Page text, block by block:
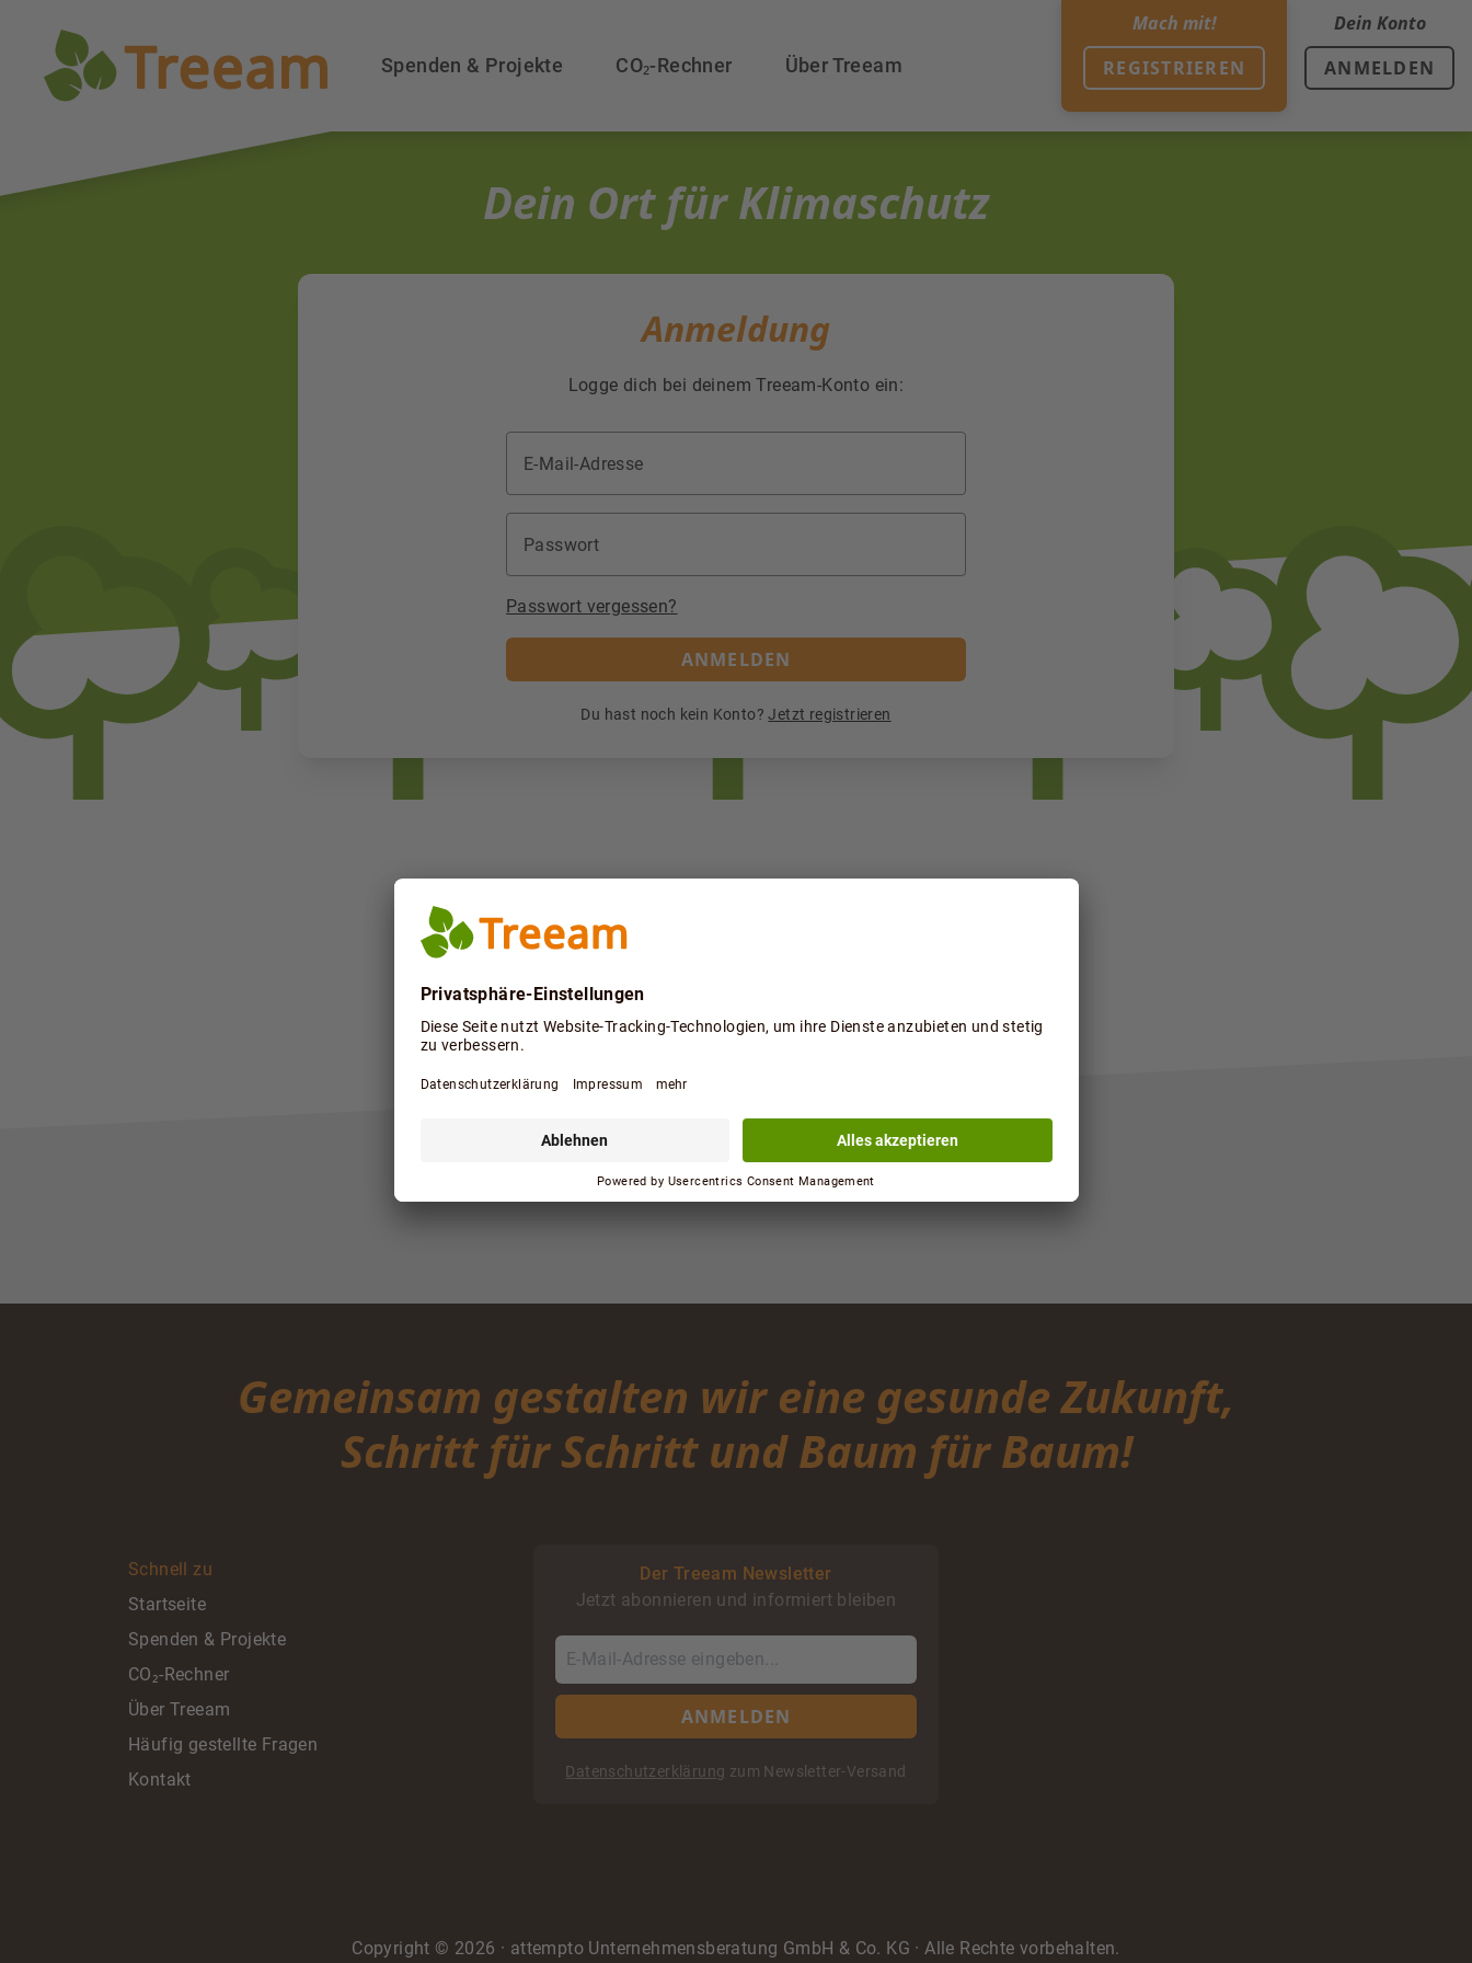
Spenden & Projekte CO₂-Rechner Über Treeam
Mach mit!
REGISTRIEREN
Dein Konto
ANMELDEN
Dein Ort für Klimaschutz
Anmeldung
Logge dich bei deinem Treeam-Konto ein:
E-Mail-Adresse
Passwort
Passwort vergessen?
ANMELDEN
Du hast noch kein Konto?Jetzt registrieren
Gemeinsam gestalten wir eine gesunde Zukunft,
Schritt für Schritt und Baum für Baum!
Schnell zu
Startseite
Spenden & Projekte
CO₂-Rechner
Über Treeam
Häufig gestellte Fragen
Kontakt
Der Treeam Newsletter
Jetzt abonnieren und informiert bleiben
ANMELDEN
Datenschutzerklärung zum Newsletter-Versand
Copyright © 2026 · attempto Unternehmensberatung GmbH & Co. KG · Alle Rechte vorbehalten.